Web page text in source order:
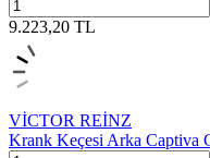
9.223,20 TL
VİCTOR REİNZ
Krank Keçesi Arka Captiva